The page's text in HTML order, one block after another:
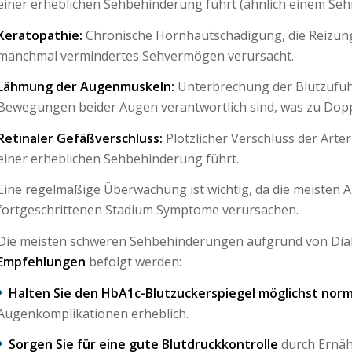
erheblichen Sehbehinderung führt (ähnlich einem
Chronische Hornhautschädigung, die
vermindertes Sehvermögen verursacht.
der Augenmuskeln: Unterbrechung der
beider Augen verantwortlich sind, was zu
Gefäßverschluss: Plötzlicher Verschluss der
erheblichen Sehbehinderung führt.
regelmäßige Überwachung ist wichtig, da die meisten
Stadium Symptome verursachen.
meisten schweren Sehbehinderungen aufgrund von
befolgt werden:
Halten Sie den HbA1c-Blutzuckerspiegel möglichst
erheblich.
Sorgen Sie für eine gute Blutdruckkontrolle durch